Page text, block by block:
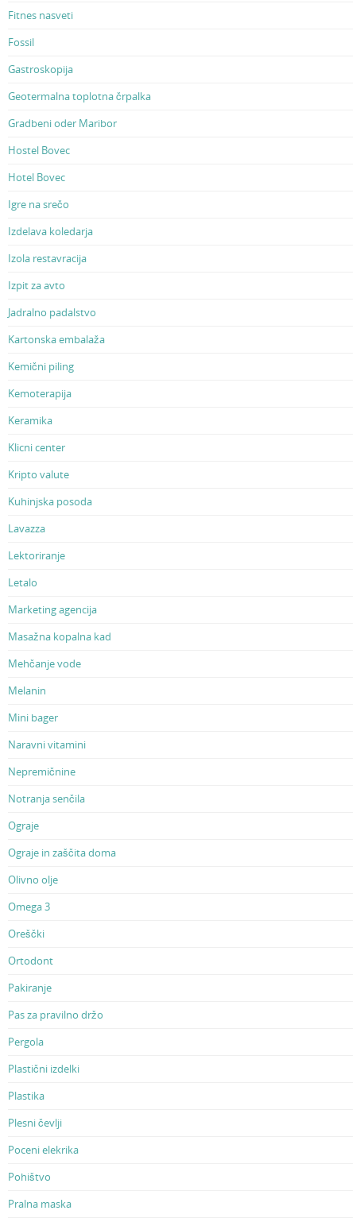
Fitnes nasveti
Fossil
Gastroskopija
Geotermalna toplotna črpalka
Gradbeni oder Maribor
Hostel Bovec
Hotel Bovec
Igre na srečo
Izdelava koledarja
Izola restavracija
Izpit za avto
Jadralno padalstvo
Kartonska embalaža
Kemični piling
Kemoterapija
Keramika
Klicni center
Kripto valute
Kuhinjska posoda
Lavazza
Lektoriranje
Letalo
Marketing agencija
Masažna kopalna kad
Mehčanje vode
Melanin
Mini bager
Naravni vitamini
Nepremičnine
Notranja senčila
Ograje
Ograje in zaščita doma
Olivno olje
Omega 3
Oreščki
Ortodont
Pakiranje
Pas za pravilno držo
Pergola
Plastični izdelki
Plastika
Plesni čevlji
Poceni elekrika
Pohištvo
Pralna maska